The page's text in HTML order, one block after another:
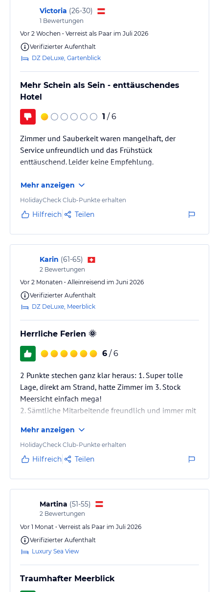
Victoria (26-30)
1 Bewertungen
Vor 2 Wochen • Verreist als Paar im Juli 2026
Verifizierter Aufenthalt
DZ DeLuxe, Gartenblick
Mehr Schein als Sein - enttäuschendes
Hotel
1 / 6
Zimmer und Sauberkeit waren mangelhaft, der
Service unfreundlich und das Frühstück
enttäuschend. Leider keine Empfehlung.
Mehr anzeigen
HolidayCheck Club-Punkte erhalten
Hilfreich Teilen
Karin (61-65)
2 Bewertungen
Vor 2 Monaten • Alleinreisend im Juni 2026
Verifizierter Aufenthalt
DZ DeLuxe, Meerblick
Herrliche Ferien 🌞
6 / 6
2 Punkte stechen ganz klar heraus: 1. Super tolle
Lage, direkt am Strand, hatte Zimmer im 3. Stock
Meersicht einfach mega!
2. Sämtliche Mitarbeitende freundlich und immer mit
Schönes Restaurant, Essen war sehr gut, Zimmer und
Bad hübsch und sauber, mit den üblichen
Es ist in 3 Stern Hotel und entspricht diesen 3
Sternen voll und ganz.
Mehr anzeigen
HolidayCheck Club-Punkte erhalten
Hilfreich Teilen
Martina (51-55)
2 Bewertungen
Vor 1 Monat • Verreist als Paar im Juli 2026
Verifizierter Aufenthalt
Luxury Sea View
Traumhafter Meerblick